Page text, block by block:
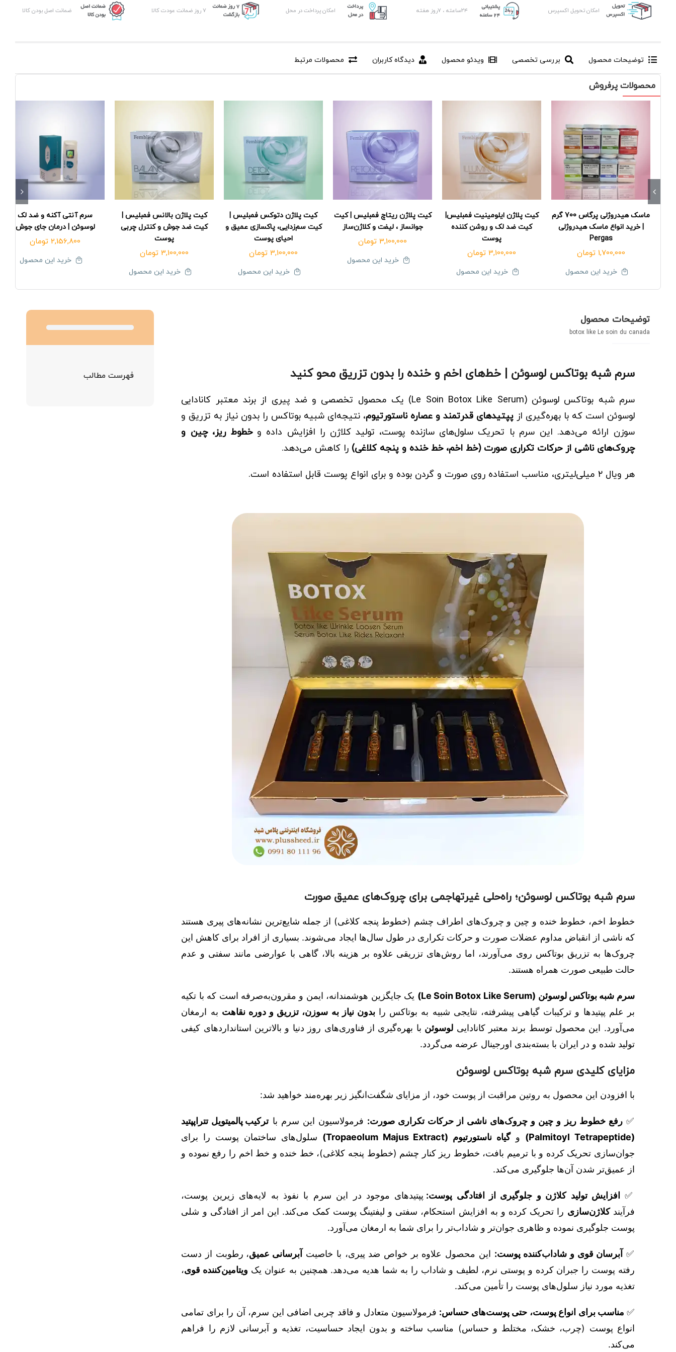
امکان تحویل اکسپرس ۲۴ساعته ، ۷روز هفته امکان پرداخت در محل ۷ روز ضمانت عودت کالا ضمانت اصل بودن کالا
توضیحات محصول بررسی تخصصی ویدئو محصول دیدگاه کاربران محصولات مرتبط
محصولات پرفروش
ماسک هیدروژلی پرگاس 700 گرم
| خرید انواع ماسک هیدروژلی
Pergas
1,700,000 تومان
خرید این محصول
کیت پلاژن ایلومینیت فمبلیس|
کیت ضد لک و روشن کننده
پوست
3,100,000 تومان
خرید این محصول
کیت پلاژن ریتاچ فمبلیس | کیت
جوانساز ، لیفت و کلاژن‌ساز
3,100,000 تومان
خرید این محصول
کیت پلاژن دتوکس فمبلیس |
کیت سم‌زدایی، پاکسازی عمیق و
احیای پوست
3,100,000 تومان
خرید این محصول
کیت پلاژن بالانس فمبلیس |
کیت ضد جوش و کنترل چربی
پوست
3,100,000 تومان
خرید این محصول
سرم آنتی آکنه و ضد لک
لوسوئن | درمان جای جوش
2,156,800 تومان
خرید این محصول
توضیحات محصول
botox like Le soin du canada
سرم شبه بوتاکس لوسوئن | خط‌های اخم و خنده را بدون تزریق محو کنید
سرم شبه بوتاکس لوسوئن (Le Soin Botox Like Serum) یک محصول تخصصی و ضد پیری از برند معتبر کانادایی
لوسوئن است که با بهره‌گیری ازپپتیدهای قدرتمند و عصاره ناستورتیوم، نتیجه‌ای شبیه بوتاکس را بدون نیاز به تزریق و
سوزن ارائه می‌دهد. این سرم با تحریک سلول‌های سازنده پوست، تولید کلاژن را افزایش داده وخطوط ریز، چین و
چروک‌های ناشی از حرکات تکراری صورت (خط اخم، خط خنده و پنجه کلاغی) را کاهش می‌دهد.
هر ویال ۲ میلی‌لیتری، مناسب استفاده روی صورت و گردن بوده و برای انواع پوست قابل استفاده است.
سرم شبه بوتاکس لوسوئن؛ راه‌حلی غیرتهاجمی برای چروک‌های عمیق صورت
خطوط اخم، خطوط خنده و چین و چروک‌های اطراف چشم (خطوط پنجه کلاغی) از جمله شایع‌ترین نشانه‌های پیری هستند
که ناشی از انقباض مداوم عضلات صورت و حرکات تکراری در طول سال‌ها ایجاد می‌شوند. بسیاری از افراد برای کاهش این
چروک‌ها به تزریق بوتاکس روی می‌آورند، اما روش‌های تزریقی علاوه بر هزینه بالا، گاهی با عوارضی مانند سفتی و عدم
حالت طبیعی صورت همراه هستند.
سرم شبه بوتاکس لوسوئن (Le Soin Botox Like Serum)
یک جایگزین هوشمندانه، ایمن و مقرون‌به‌صرفه است که با تکیه
بر علم پپتیدها و ترکیبات گیاهی پیشرفته، نتایجی شبیه به بوتاکس رابدون نیاز به سوزن، تزریق و دوره نقاهت به ارمغان
می‌آورد. این محصول توسط برند معتبر کانادایی لوسوئن با بهره‌گیری از فناوری‌های روز دنیا و بالاترین استانداردهای کیفی
تولید شده و در ایران با بسته‌بندی اورجینال عرضه می‌گردد.
مزایای کلیدی سرم شبه بوتاکس لوسوئن
با افزودن این محصول به روتین مراقبت از پوست خود، از مزایای شگفت‌انگیز زیر بهره‌مند خواهید شد:
✅رفع خطوط ریز و چین و چروک‌های ناشی از حرکات تکراری صورت: فرمولاسیون این سرم باترکیب پالمیتویل تتراپپتید
(Palmitoyl Tetrapeptide)
وگیاه ناستورتیوم (Tropaeolum Majus Extract)
سلول‌های ساختمان پوست را برای
جوان‌سازی تحریک کرده و با ترمیم بافت، خطوط ریز کنار چشم (خطوط پنجه کلاغی)، خط خنده و خط اخم را رفع نموده و
از عمیق‌تر شدن آن‌ها جلوگیری می‌کند.
✅ افزایش تولید کلاژن و جلوگیری از افتادگی پوست: پپتیدهای موجود در این سرم با نفوذ به لایه‌های زیرین پوست،
فرآیندکلاژن‌سازی را تحریک کرده و به افزایش استحکام، سفتی و لیفتینگ پوست کمک می‌کند. این امر از افتادگی و شلی
پوست جلوگیری نموده و ظاهری جوان‌تر و شاداب‌تر را برای شما به ارمغان می‌آورد.
✅ آبرسان قوی و شاداب‌کننده پوست: این محصول علاوه بر خواص ضد پیری، با خاصیت آبرسانی عمیق، رطوبت از دست
رفته پوست را جبران کرده و پوستی نرم، لطیف و شاداب را به شما هدیه می‌دهد. همچنین به عنوان یک ویتامین‌کننده قوی،
تغذیه مورد نیاز سلول‌های پوست را تأمین می‌کند.
✅ مناسب برای انواع پوست، حتی پوست‌های حساس: فرمولاسیون متعادل و فاقد چربی اضافی این سرم، آن را برای تمامی
انواع پوست (چرب، خشک، مختلط و حساس) مناسب ساخته و بدون ایجاد حساسیت، تغذیه و آبرسانی لازم را فراهم
می‌کند.
فهرست مطالب